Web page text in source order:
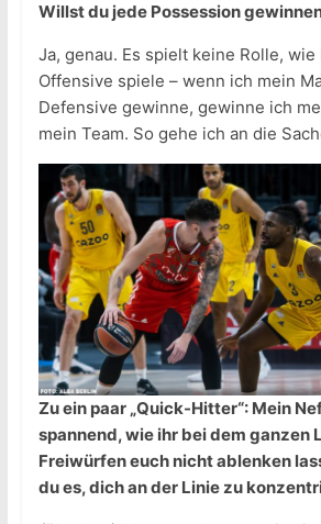
Willst du jede Possession
Ja, genau. Es spielt keine Rolle,
Offensive spiele – wenn ich mein
Defensive gewinne, gewinne ich
mein Team. So gehe ich an die
Zu ein paar „Quick-Hitter“: Mein
spannend, wie ihr bei dem ganzen
Freiwürfen euch nicht ablenken
du es, dich an der Linie zu